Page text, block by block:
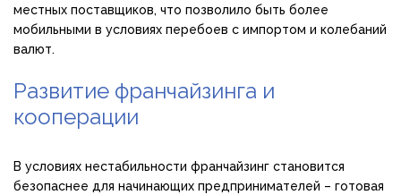
местных поставщиков, что позволило быть более
мобильными в условиях перебоев с импортом и колебаний
валют.
Развитие франчайзинга и
кооперации
В условиях нестабильности франчайзинг становится
безопаснее для начинающих предпринимателей – готовая